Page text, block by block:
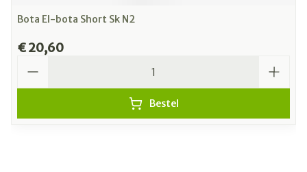
Bota El-bota Short Sk N2
€ 20,60
Bestel